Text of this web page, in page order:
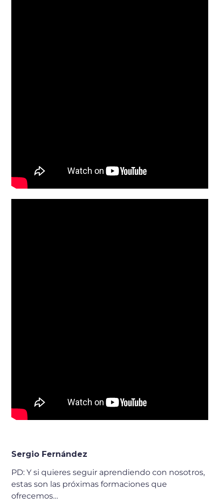
Sergio Fernández
PD: Y si quieres seguir aprendiendo con nosotros,
estas son las próximas formaciones que
ofrecemos…